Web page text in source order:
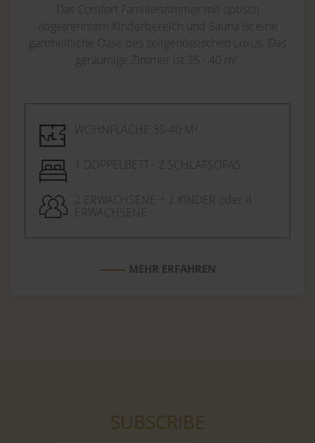
Das Comfort Familienzimmer mit optisch
abgetrenntem Kinderbereich und Sauna ist eine
ganzheitliche Oase des zeitgenössischen Luxus. Das
geräumige Zimmer ist 35 - 40 m².
WOHNFLÄCHE 35-40 M²
1 DOPPELBETT - 2 SCHLAFSOFAS
2 ERWACHSENE + 2 KINDER oder 4
ERWACHSENE
MEHR ERFAHREN
SUBSCRIBE